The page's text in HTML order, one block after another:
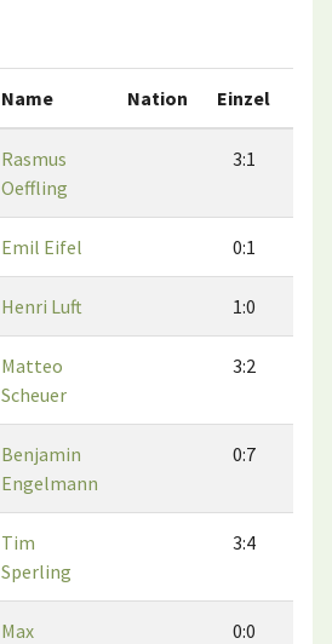
Name Nation Einzel
Rasmus
Oeffling
3:1
Emil Eifel 0:1
Henri Luft 1:0
Matteo
Scheuer
3:2
Benjamin
Engelmann
0:7
Tim
Sperling
3:4
Max
0:0